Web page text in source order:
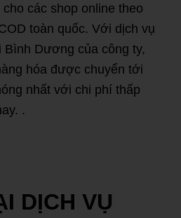
các shop online theo
toàn quốc. Với dịch vụ
Bình Dương của công ty,
hóa được chuyển tới
nhất với chi phí thấp
.
DỊCH VỤ